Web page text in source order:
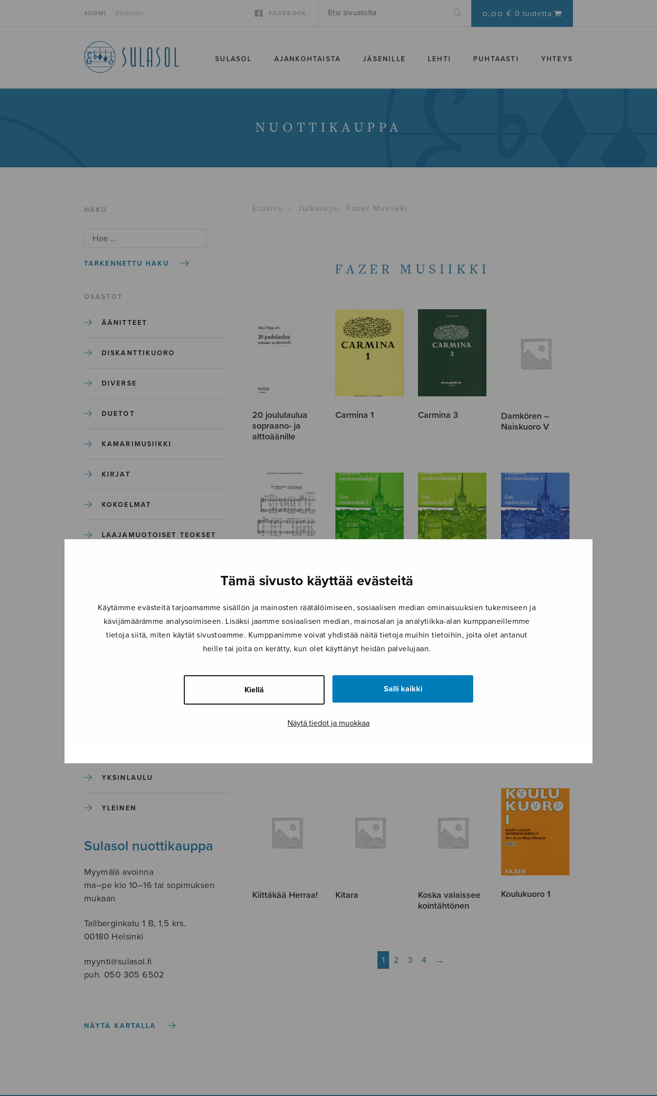
Tämä sivusto käyttää evästeitä
Käytämme evästeitä tarjoamamme sisällön ja mainosten räätälöimiseen, sosiaalisen median ominaisuuksien tukemiseen ja
kävijämäärämme analysoimiseen. Lisäksi jaamme sosiaalisen median, mainosalan ja analytiikka-alan kumppaneillemme
tietoja siitä, miten käytät sivustoamme. Kumppanimme voivat yhdistää näitä tietoja muihin tietoihin, joita olet antanut
heille tai joita on kerätty, kun olet käyttänyt heidän palvelujaan.
Kiellä Salli kaikki
Näytä tiedot ja muokkaa
SUOMI ENGLISH FACEBOOK 0.00 € 0 tuotetta
SULASOL AJANKOHTAISTA JÄSENILLE LEHTI PUHTAASTI YHTEYS
NUOTTIKAUPPA
HAKU
TARKENNETTU HAKU
OSASTOT
ÄÄNITTEET
DISKANTTIKUORO
DIVERSE
DUETOT
KAMARIMUSIIKKI
KIRJAT
KOKOELMAT
LAAJAMUOTOISET TEOKSET
MUUT
YKSINLAULU
YLEINEN
Sulasol nuottikauppa
Myymälä avoinna
ma–pe klo 10–16 tai sopimuksen
mukaan
Tallberginkatu 1 B, 1,5 krs.
00180 Helsinki
myynti@sulasol.fi
puh. 050 305 6502
NÄYTÄ KARTALLA
Etusivu › Julkaisija › Fazer Musiikki
FAZER MUSIIKKI
20 joululaulua
sopraano- ja
alttoäänille
Carmina 1 Carmina 3
Damkören –
Naiskuoro V
Du sommarvind
Eestiläisiä
mieskuorolauluja
Kiittäkää Herraa! Kitara
Koska valaissee
kointähtönen
Koulukuoro 1
1 2 3 4 →